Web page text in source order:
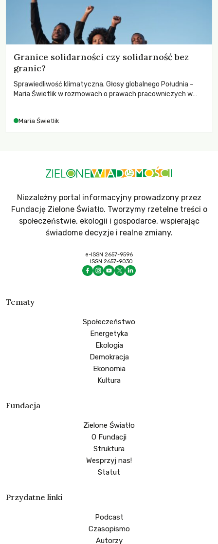
Granice solidarności czy solidarność bez
granic?
Sprawiedliwość klimatyczna. Głosy globalnego Południa –
Maria Świetlik w rozmowach o prawach pracowniczych w
Maria Świetlik
Niezależny portal informacyjny prowadzony przez
Fundację Zielone Światło. Tworzymy rzetelne treści o
społeczeństwie, ekologii i gospodarce, wspierając
świadome decyzje i realne zmiany.
e-ISSN 2657-9596
ISSN 2657-9030
Tematy
Społeczeństwo
Energetyka
Ekologia
Demokracja
Ekonomia
Kultura
Fundacja
Zielone Światło
O Fundacji
Struktura
Wesprzyj nas!
Statut
Przydatne linki
Podcast
Czasopismo
Autorzy